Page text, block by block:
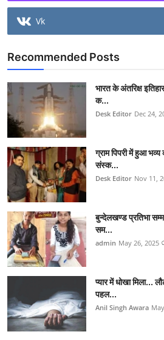
Vk
Recommended Posts
भारत के अंतरिक्ष
क...
Desk Editor Dec 24,
ग्राम पिपरी में हुआ
संस्क...
Desk Editor Nov 11,
बुन्देलखण्ड प्रतिभा
सम...
admin May 26, 2025
प्यार में धोखा
पहल...
Anil Singh Awara